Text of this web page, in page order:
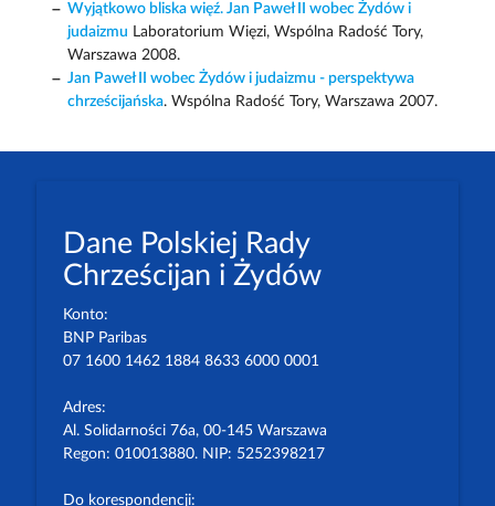
Wyjątkowo bliska więź. Jan Paweł II wobec Żydów i
judaizmu Laboratorium Więzi, Wspólna Radość Tory,
Warszawa 2008.
Jan Paweł II wobec Żydów i judaizmu - perspektywa
chrześcijańska. Wspólna Radość Tory, Warszawa 2007.
Dane Polskiej Rady
Chrześcijan i Żydów
Konto:
BNP Paribas
07 1600 1462 1884 8633 6000 0001
Adres:
Al. Solidarności 76a, 00-145 Warszawa
Regon: 010013880. NIP: 5252398217
Do korespondencji: